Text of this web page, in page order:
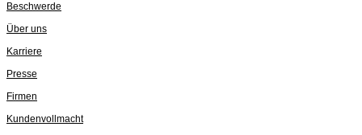
Beschwerde
Über uns
Karriere
Presse
Firmen
Kundenvollmacht